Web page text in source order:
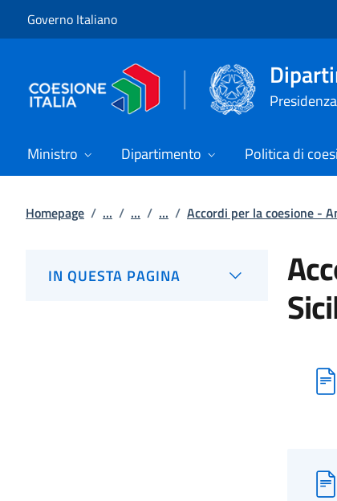
Governo Italiano
Ministro Dipartimento Politica di
Homepage / ... / ... / ... / Accordi per la coesione -
IN QUESTA PAGINA